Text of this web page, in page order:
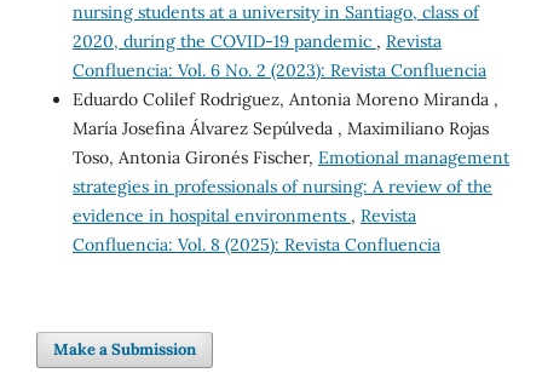
nursing students at a university in Santiago, class of
2020, during the COVID-19 pandemic , Revista
Confluencia: Vol. 6 No. 2 (2023): Revista Confluencia
Eduardo Colilef Rodriguez, Antonia Moreno Miranda ,
María Josefina Álvarez Sepúlveda , Maximiliano Rojas
Toso, Antonia Gironés Fischer, Emotional management
strategies in professionals of nursing: A review of the
evidence in hospital environments , Revista
Confluencia: Vol. 8 (2025): Revista Confluencia
Make a Submission